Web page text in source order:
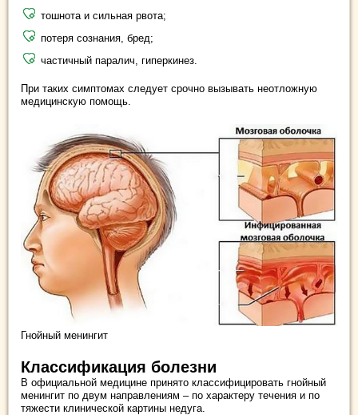
тошнота и сильная рвота;
потеря сознания, бред;
частичный паралич, гиперкинез.
При таких симптомах следует срочно вызывать неотложную
медицинскую помощь.
Гнойный менингит
Классификация болезни
В официальной медицине принято классифицировать гнойный
менингит по двум направлениям – по характеру течения и по
тяжести клинической картины недуга.